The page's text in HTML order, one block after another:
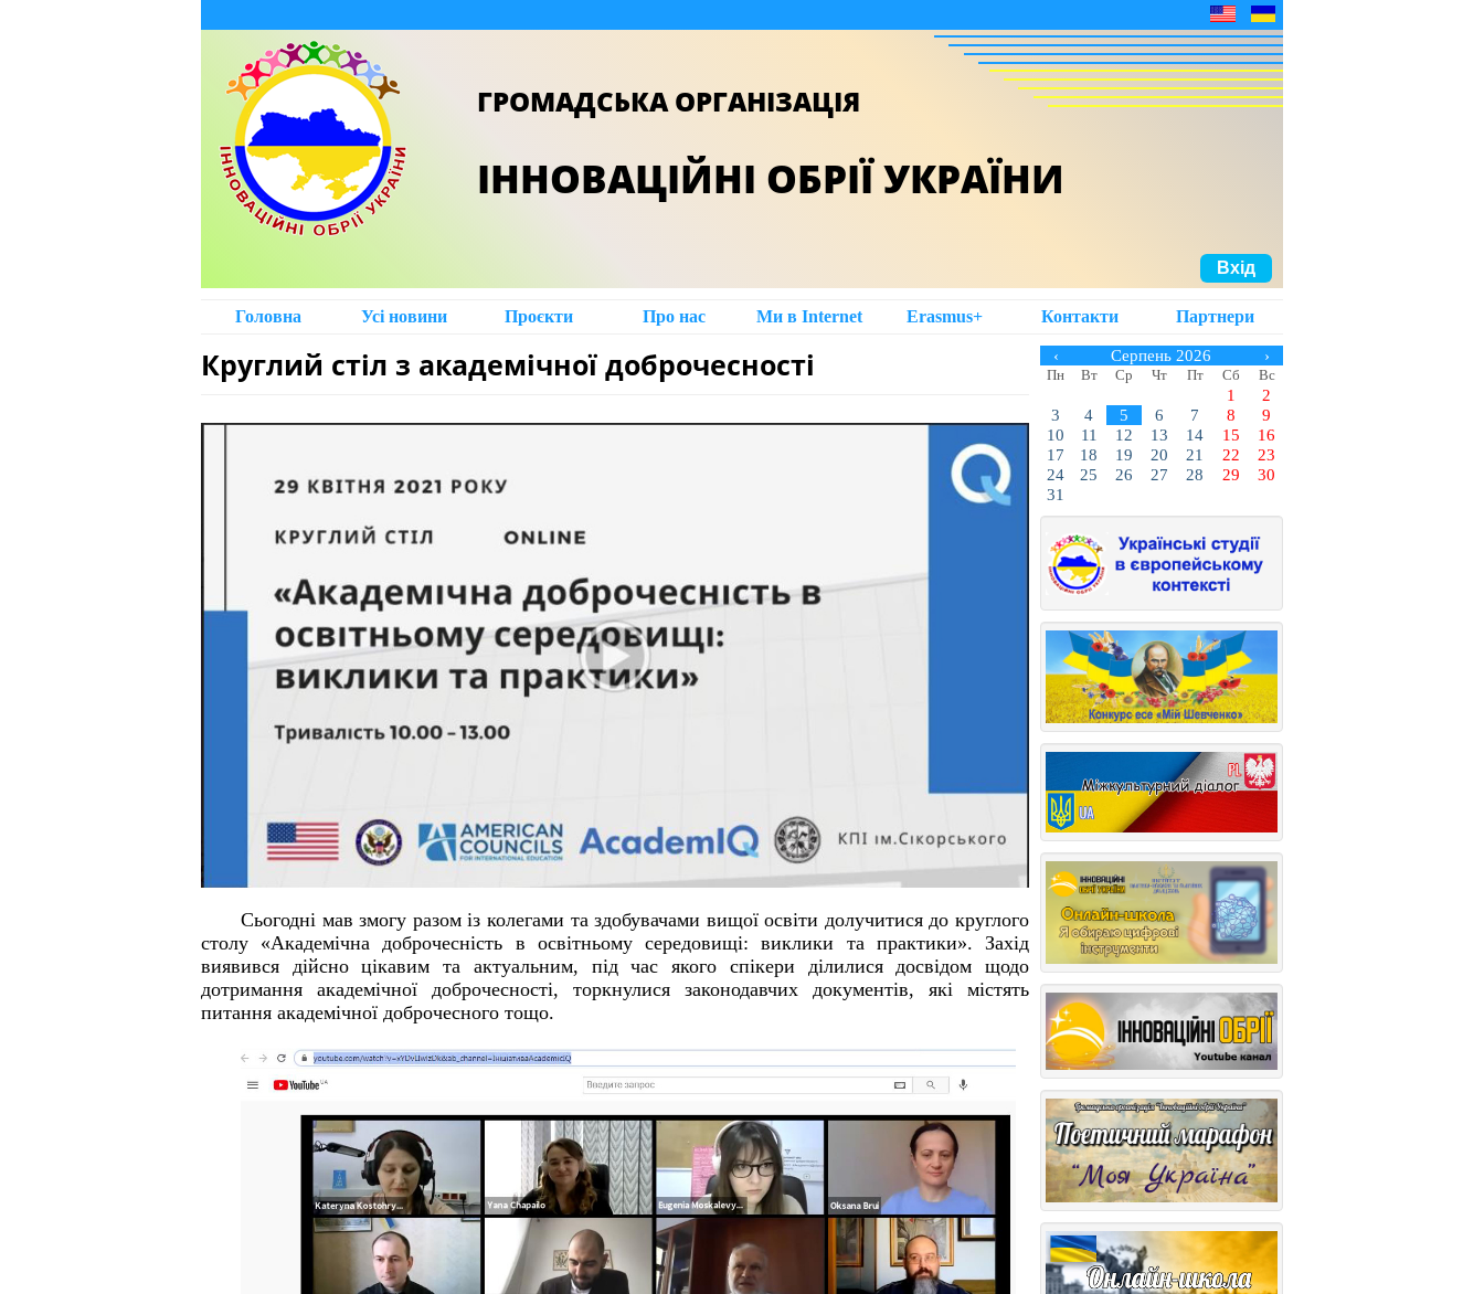
ГРОМАДСЬКА ОРГАНІЗАЦІЯ
ІННОВАЦІЙНІ ОБРІЇ УКРАЇНИ
Вхід
Головна Усі новини Проєкти Про нас Ми в Intеrnet Erasmus+ Контакти Партнери
Круглий стіл з академічної доброчесності
Сьогодні мав змогу разом із колегами та здобувачами вищої освіти долучитися до круглого
столу «Академічна доброчесність в освітньому середовищі: виклики та практики». Захід
виявився дійсно цікавим та актуальним, під час якого спікери ділилися досвідом щодо
дотримання академічної доброчесності, торкнулися законодавчих документів, які містять
питання академічної доброчесного тощо.
‹ Серпень 2026 ›
Пн Вт Ср Чт Пт Сб Вс
1
2
3
4 5 6 7 8
9
10
11 12 13 14 15
16
17
18 19 20 21 22
23
24
25 26 27 28 29
30
31